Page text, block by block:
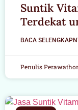
Suntik
Terdekat
BACA
Penulis